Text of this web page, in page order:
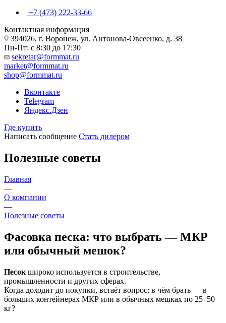
+7 (473) 222-33-66
Контактная информация
394026, г. Воронеж, ул. Антонова-Овсеенко, д. 38
Пн-Пт: с 8:30 до 17:30
sekretar@formmat.ru
market@formmat.ru
shop@formmat.ru
Вконтакте
Telegram
Яндекс.Дзен
Где купить
Написать сообщение Стать дилером
Полезные советы
Главная
—
О компании
—
Полезные советы
Фасовка песка: что выбрать — МКР
или обычный мешок?
Песок широко используется в строительстве,
промышленности и других сферах.
Когда доходит до покупки, встаёт вопрос: в чём брать — в
больших контейнерах МКР или в обычных мешках по 25–50
кг?